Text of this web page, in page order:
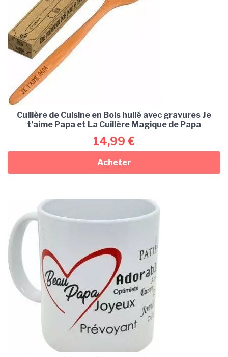
Cuillère de Cuisine en Bois huilé avec gravures Je
t’aime Papa et La Cuillère Magique de Papa
14,99 €
Acheter